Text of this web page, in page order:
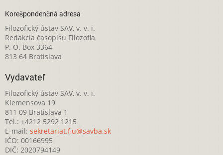
Korešpondenčná adresa
Filozofický ústav SAV, v. v. i.
Redakcia časopisu Filozofia
P. O. Box 3364
813 64 Bratislava
Vydavateľ
Filozofický ústav SAV, v. v. i.
Klemensova 19
811 09 Bratislava 1
Tel.: +4212 5292 1215
E-mail: sekretariat.fiu@savba.sk
IČO: 00166995
DIČ: 2020794149